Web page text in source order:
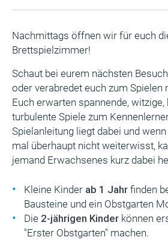
Nachmittags öffnen wir für euch
Brettspielzimmer!
Schaut bei eurem nächsten
oder verabredet euch zum Spielen
Euch erwarten spannende,
turbulente Spiele zum
Spielanleitung liegt dabei und
mal überhaupt nicht weiterwisst,
jemand Erwachsenes kurz dabei
Kleine Kinder ab 1 Jahr finden
Bausteine und ein Obstgarten
Die 2-jährigen Kinder können
"Erster Obstgarten" machen.